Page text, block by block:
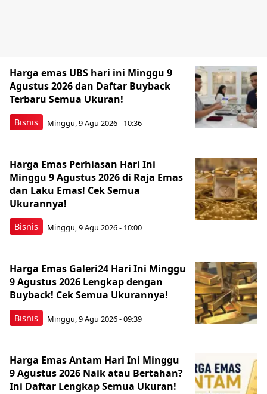
Bisnis
Harga emas UBS hari ini Minggu 9
Agustus 2026 dan Daftar Buyback
Terbaru Semua Ukuran!
Minggu, 9 Agu 2026 - 10:36
Bisnis
Harga Emas Perhiasan Hari Ini
Minggu 9 Agustus 2026 di Raja Emas
dan Laku Emas! Cek Semua
Ukurannya!
Minggu, 9 Agu 2026 - 10:00
Bisnis
Harga Emas Galeri24 Hari Ini Minggu
9 Agustus 2026 Lengkap dengan
Buyback! Cek Semua Ukurannya!
Minggu, 9 Agu 2026 - 09:39
Harga Emas Antam Hari Ini Minggu
9 Agustus 2026 Naik atau Bertahan?
Ini Daftar Lengkap Semua Ukuran!